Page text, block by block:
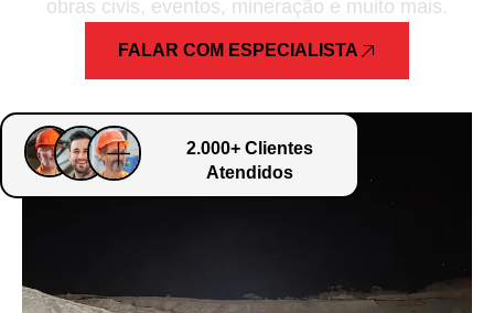
obras civis, eventos, mineração e muito mais.
FALAR COM ESPECIALISTA
2.000+ Clientes
Atendidos